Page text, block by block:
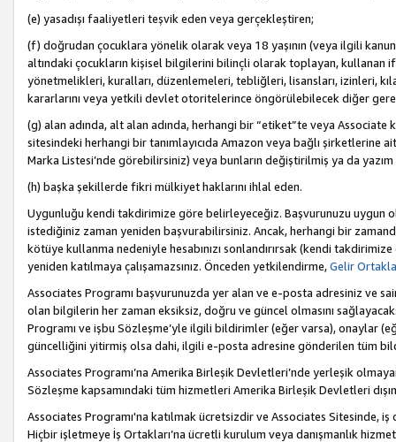
(e) yasadışı faaliyetleri teşvik eden veya gerçekleştiren;
(f) doğrudan çocuklara yönelik olarak veya 18 yaşının (veya ilgili
altındaki çocukların kişisel bilgilerini bilinçli olarak toplayan, kullanan
yönetmelikleri, kuralları, düzenlemeleri, tebliğleri, lisansları, izinleri,
kararlarını veya yetkili devlet otoritelerince öngörülebilecek diğer
(g) alan adında, alt alan adında, herhangi bir “etiket”te veya
sitesindeki herhangi bir tanımlayıcıda Amazon veya bağlı şirketlerine
Marka Listesi’nde görebilirsiniz) veya bunların değiştirilmiş ya da
(h) başka şekillerde fikri mülkiyet haklarını ihlal eden.
Uygunluğu kendi takdirimize göre belirleyeceğiz. Başvurunuzu uygun
istediğiniz zaman yeniden başvurabilirsiniz. Ancak, herhangi bir
kötüye kullanma nedeniyle hesabınızı sonlandırırsak (kendi
yeniden katılmaya çalışamazsınız. Önceden yetkilendirme,Gelir
Associates Programı başvurunuzda yer alan ve e-posta adresiniz ve
olan bilgilerin her zaman eksiksiz, doğru ve güncel olmasını
Programı ve işbu Sözleşme’yle ilgili bildirimler (eğer varsa), onaylar
güncelliğini yitirmiş olsa dahi, ilgili e-posta adresine gönderilen tüm
Associates Programı’na Amerika Birleşik Devletleri’nde yerleşik
Sözleşme kapsamındaki tüm hizmetleri Amerika Birleşik Devletleri
Associates Programı'na katılmak ücretsizdir ve Associates Sitesinde,
Hiçbir işletmeye İş Ortakları’na ücretli kurulum veya danışmanlık